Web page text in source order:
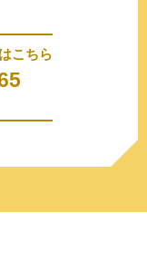
を第三者に提供
管理するため
供・運用のため
こちら